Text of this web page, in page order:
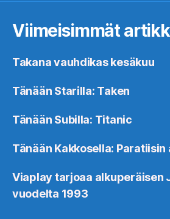
Viimeisimmät
Takana vauhdikas kesäkuu
Tänään Starilla: Taken
Tänään Subilla: Titanic
Tänään Kakkosella:
Viaplay tarjoaa alkuperäisen
vuodelta 1993